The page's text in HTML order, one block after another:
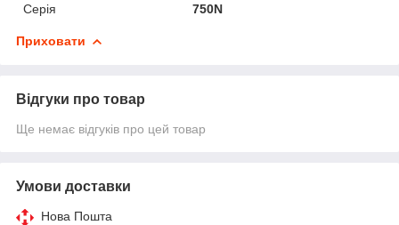
Серія
750N
Приховати
Відгуки про товар
Ще немає відгуків про цей товар
Умови доставки
Нова Пошта